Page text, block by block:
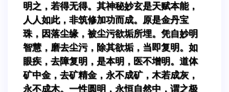
明之，若得无得。其神秘妙玄是天赋本能，
人人如此，非筑修加功而成。原是金丹宝
珠，因落尘缘，被尘污欲垢所埋。凭自妙明
智慧，磨去尘污，除其欲垢，当即复明。如
眼疾，去障复明，是本明，医不增明。道体
矿中金，去矿精金，永不成矿，木若成灰，
永不成木。一性圆明，永恒自然中，谓之极